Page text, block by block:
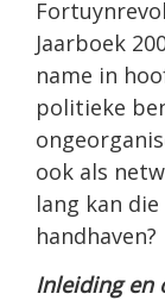
Jaarboek
name in
politieke
ook als
lang kan
handhaven?
Inleiding en